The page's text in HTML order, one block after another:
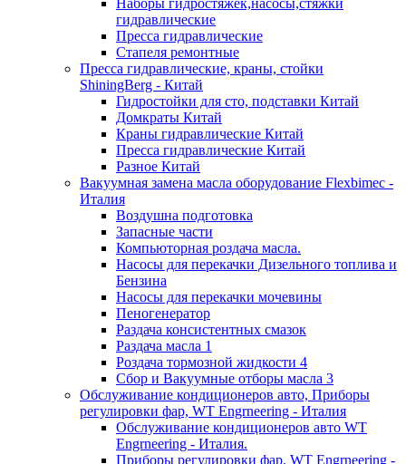
Наборы гидростяжек,насосы,стяжки
гидравлические
Пресса гидравлические
Стапеля ремонтные
Пресса гидравлические, краны, стойки
ShiningBerg - Китай
Гидростойки для сто, подставки Китай
Домкраты Китай
Краны гидравлические Китай
Пресса гидравлические Китай
Разное Китай
Вакуумная замена масла оборудование Flexbimeс -
Италия
Воздушна подготовка
Запасные части
Компьюторная роздача масла.
Насосы для перекачки Дизельного топлива и
Бензина
Насосы для перекачки мочевины
Пеногенератор
Раздача консистентных смазок
Раздача масла 1
Роздача тормозной жидкости 4
Сбор и Вакуумные отборы масла 3
Обслуживание кондиционеров авто, Приборы
регулировки фар, WT Engrneering - Италия
Обслуживание кондиционеров авто WT
Engrneering - Италия.
Приборы регулировки фар, WT Engrneering -